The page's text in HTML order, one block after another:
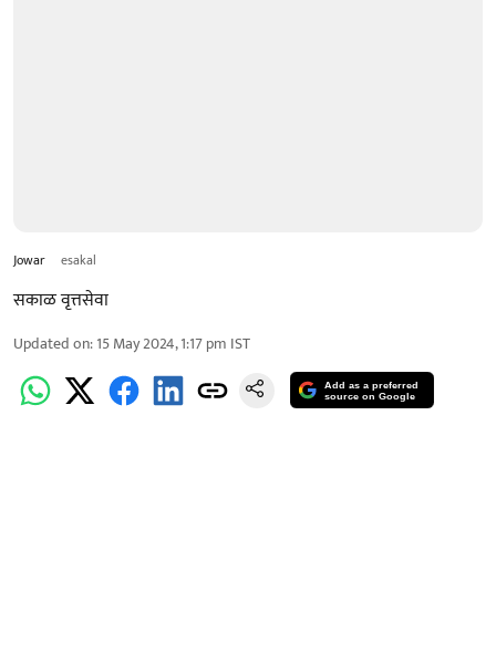
Jowar esakal
सकाळ वृत्तसेवा
Updated on:15 May 2024, 1:17 pm IST
Add as a preferred
source on Google